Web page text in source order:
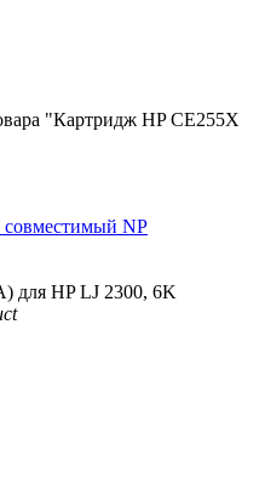
"Картридж HP CE255X
NP
для HP LJ 2300, 6K